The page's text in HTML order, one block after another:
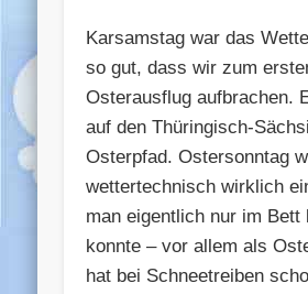
Karsamstag war das
so gut, dass wir zum
Osterausflug aufbrachen.
auf den Thüringisch-
Osterpfad. Ostersonntag
wettertechnisch wirklich
man eigentlich nur im Bett
konnte – vor allem als
hat bei Schneetreiben